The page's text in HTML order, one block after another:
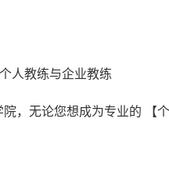
人教练与企业教练
，无论您想成为专业的 【